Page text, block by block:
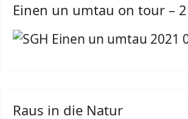
Einen un umtau on tour –
Raus in die Natur